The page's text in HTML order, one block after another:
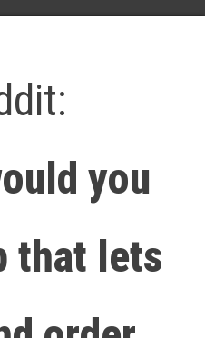
you
that lets